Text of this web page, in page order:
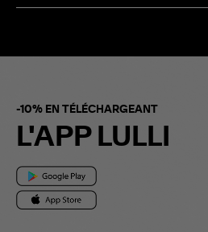
-10% EN TÉLÉCHARGEANT
L'APP LULLI